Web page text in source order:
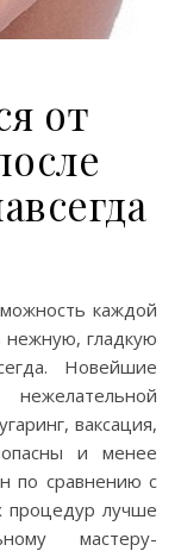
от
гладкую
Новейшие
ваксация,
и менее
по сравнению с
процедур лучше
мастеру-